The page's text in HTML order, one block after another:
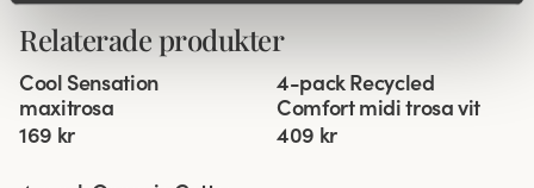
Relaterade produkter
4 för 3
Cool Sensation
maxitrosa
169 kr
4-pack Recycled
Comfort midi trosa vit
409 kr